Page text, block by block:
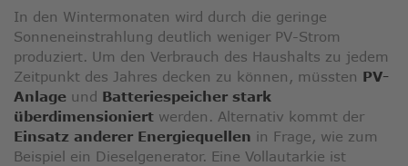
In den Wintermonaten wird durch die geringe
Sonneneinstrahlung deutlich weniger PV-Strom
produziert. Um den Verbrauch des Haushalts zu jedem
Zeitpunkt des Jahres decken zu können, müssten PV-
Anlage und Batteriespeicher stark
überdimensioniert werden. Alternativ kommt der
Einsatz anderer Energiequellen in Frage, wie zum
Beispiel ein Dieselgenerator. Eine Vollautarkie ist